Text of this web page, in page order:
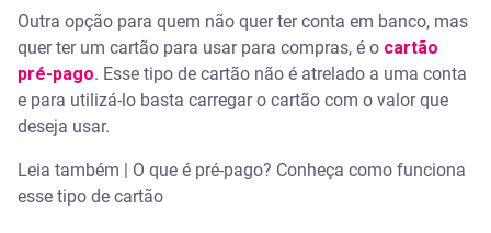
Outra opção para quem não quer ter conta em banco, mas
quer ter um cartão para usar para compras, é o cartão
pré-pago. Esse tipo de cartão não é atrelado a uma conta
e para utilizá-lo basta carregar o cartão com o valor que
deseja usar.
Leia também | O que é pré-pago? Conheça como funciona
esse tipo de cartão